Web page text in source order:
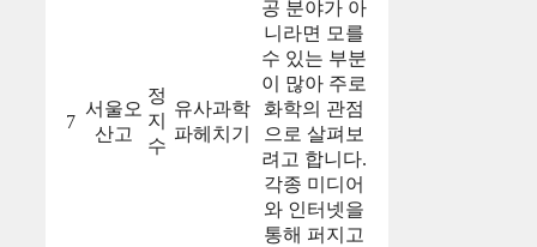
7
서울오
산고
정
지
수
유사과학
파헤치기
공 분야가 아
니라면 모를
수 있는 부분
이 많아 주로
화학의 관점
으로 살펴보
려고 합니다.
각종 미디어
와 인터넷을
통해 퍼지고